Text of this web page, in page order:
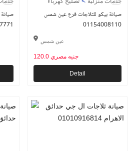
صيانة بيكو للثلاجات فرع عين شمس
01154008110
عين شمس
120.0 جنيه مصري
Detail